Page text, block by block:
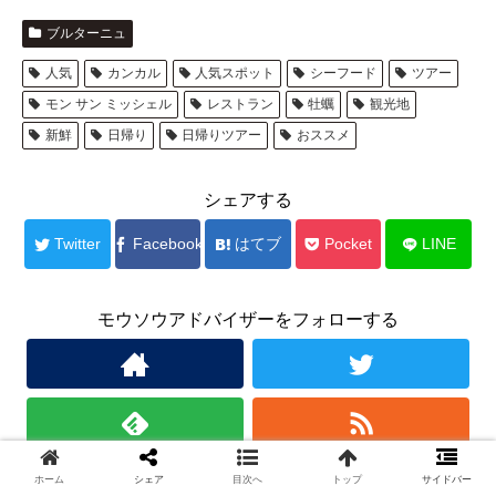
ブルターニュ
人気 カンカル 人気スポット シーフード
ツアー
モン サン ミッシェル
レストラン 牡蠣
観光地
新鮮
日帰り 日帰りツアー おススメ
シェアする
Twitter Facebook はてブ Pocket LINE
モウソウアドバイザーをフォローする
ホーム シェア 目次へ トップ サイドバー